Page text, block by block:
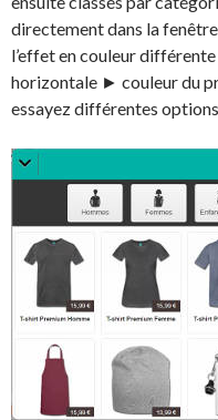
directement dans la
l’effet en couleur
horizontale ► couleur du
essayez différentes